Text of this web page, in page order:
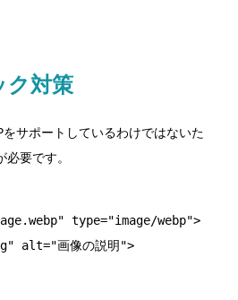
ク対策
サポートしているわけではないた
要です。
type="image/webp">
alt="画像の説明">